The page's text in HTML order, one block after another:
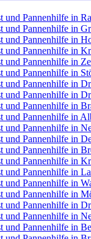
und Pannenhilfe in
und Pannenhilfe in
und Pannenhilfe in
und Pannenhilfe in
und Pannenhilfe in
und Pannenhilfe in
und Pannenhilfe in
und Pannenhilfe in
und Pannenhilfe in
und Pannenhilfe in
und Pannenhilfe in
und Pannenhilfe in
und Pannenhilfe in
und Pannenhilfe in
und Pannenhilfe in
und Pannenhilfe in
und Pannenhilfe in
und Pannenhilfe in
und Pannenhilfe in
und Pannenhilfe in